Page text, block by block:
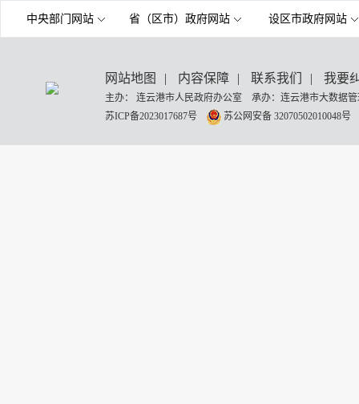
中央部门网站 省（区市）政府网站 设区市政府网站
网站地图 | 内容保障 | 联系我们 | 我要
主办： 连云港市人民政府办公室 承办：连云港市大数据
苏ICP备2023017687号
苏公网安备 32070502010048号